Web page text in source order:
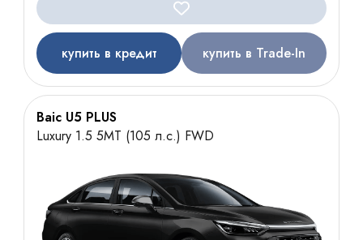
купить в кредит купить в Trade-In
Baic U5 PLUS
Luxury 1.5 5MT (105 л.с.) FWD